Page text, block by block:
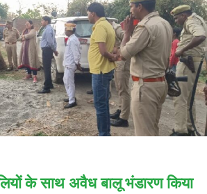
के साथ अवैध बालू भंडारण किया